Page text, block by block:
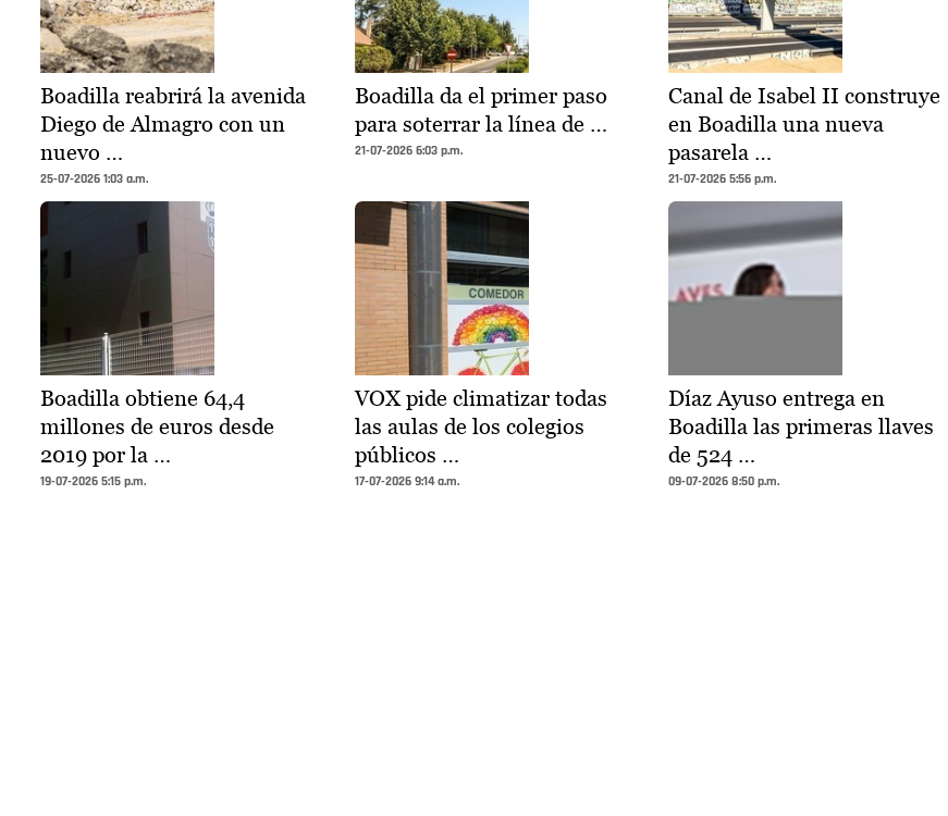
Boadilla reabrirá la avenida
Diego de Almagro con un
nuevo …
25-07-2026 1:03 a.m.
Boadilla da el primer paso
para soterrar la línea de …
21-07-2026 6:03 p.m.
Canal de Isabel II construye
en Boadilla una nueva
pasarela …
21-07-2026 5:56 p.m.
Boadilla obtiene 64,4
millones de euros desde
2019 por la …
19-07-2026 5:15 p.m.
VOX pide climatizar todas
las aulas de los colegios
públicos …
17-07-2026 9:14 a.m.
Díaz Ayuso entrega en
Boadilla las primeras llaves
de 524 …
09-07-2026 8:50 p.m.